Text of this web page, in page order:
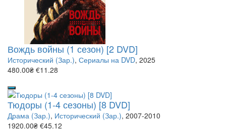
Вождь войны (1 сезон) [2 DVD]
Исторический (Зар.), Сериалы на DVD, 2025
480.00₴ €11.28
Тюдоры (1-4 сезоны) [8 DVD]
Драма (Зар.), Исторический (Зар.), 2007-2010
1920.00₴ €45.12